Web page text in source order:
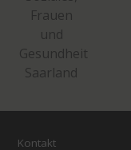
Kontakt